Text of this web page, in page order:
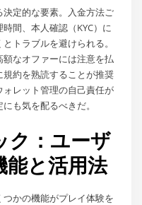
定的な要素。入金方法ご
間、本人確認（KYC）に
トラブルを避けられる。
なオファーには注意を払
約を熟読することが推奨
レット管理の自己責任が
も気を配るべきだ。
ク：ユーザ
能と活用法
かの機能がプレイ体験を